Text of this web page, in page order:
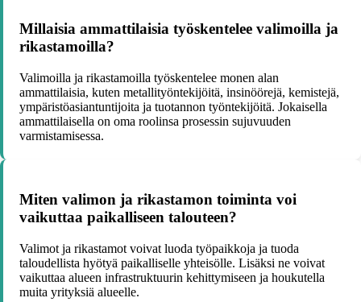
Millaisia ammattilaisia työskentelee valimoilla ja
rikastamoilla?
Valimoilla ja rikastamoilla työskentelee monen alan
ammattilaisia, kuten metallityöntekijöitä, insinöörejä, kemistejä,
ympäristöasiantuntijoita ja tuotannon työntekijöitä. Jokaisella
ammattilaisella on oma roolinsa prosessin sujuvuuden
varmistamisessa.
Miten valimon ja rikastamon toiminta voi
vaikuttaa paikalliseen talouteen?
Valimot ja rikastamot voivat luoda työpaikkoja ja tuoda
taloudellista hyötyä paikalliselle yhteisölle. Lisäksi ne voivat
vaikuttaa alueen infrastruktuurin kehittymiseen ja houkutella
muita yrityksiä alueelle.